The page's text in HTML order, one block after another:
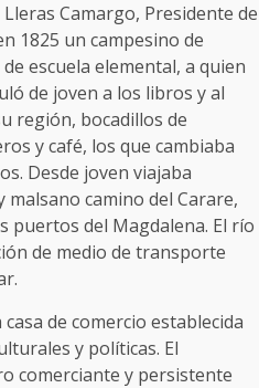
Camargo, Presidente de
1825 un campesino de
escuela elemental, a quien
de joven a los libros y al
región, bocadillos de
y café, los que cambiaba
Desde joven viajaba
camino del Carare,
puertos del Magdalena. El río
de medio de transporte
de comercio establecida
y políticas. El
comerciante y persistente